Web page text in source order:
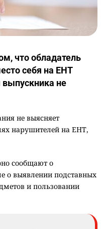
что обладатель
себя на ЕНТ
выпускника не
не выясняет
нарушителей на ЕНТ,
сообщают о
о выявлении подставных
и пользовании